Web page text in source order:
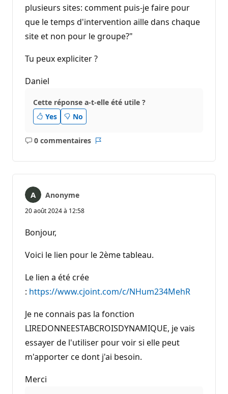
t
o
plusieurs sites: comment puis-je faire pour
que le temps d'intervention aille dans chaque
site et non pour le groupe?"
Tu peux expliciter ?
Daniel
Cette réponse a-t-elle été utile ?
Yes
No
0 commentaires
Aucun
Anonyme
20 août 2024 à 12:58
Bonjour,
Voici le lien pour le 2ème tableau.
Le lien a été crée
: https://www.cjoint.com/c/NHum234MehR
Je ne connais pas la fonction
LIREDONNEESTABCROISDYNAMIQUE, je vais
essayer de l'utiliser pour voir si elle peut
m'apporter ce dont j'ai besoin.
Merci